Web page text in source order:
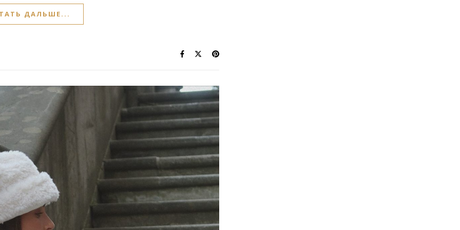
ДАЛЬШЕ...